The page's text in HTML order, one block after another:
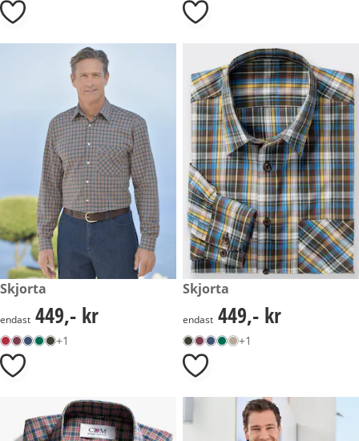
449,- kr
Skjorta
449,- kr
endast 449,- kr
+1
449,- kr
Skjorta
449,- kr
endast 449,- kr
+1